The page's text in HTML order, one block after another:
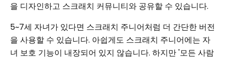
을 디자인하고 스크래치 커뮤니티와 공유할 수 있습니다.
5~7세 자녀가 있다면 스크래치 주니어처럼 더 간단한 버전
을 사용할 수 있습니다. 아쉽게도 스크래치 주니어에는 자
녀 보호 기능이 내장되어 있지 않습니다. 하지만 '모든 사람